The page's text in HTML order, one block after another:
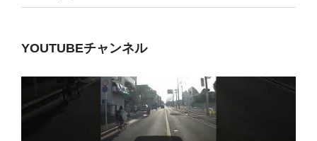
YOUTUBEチャンネル